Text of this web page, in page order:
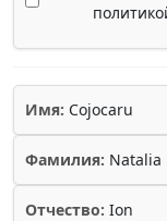
Имя: Cojocaru
Фамилия: Natalia
Отчество: Ion